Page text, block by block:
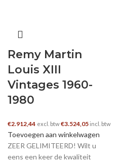
Remy Martin
Louis XIII
Vintages 1960-
1980
€2.912,44 excl. btw€3.524,05 incl. btw
Toevoegen aan winkelwagen
ZEER GELIMITEERD! Wilt u
eens een keer de kwaliteit